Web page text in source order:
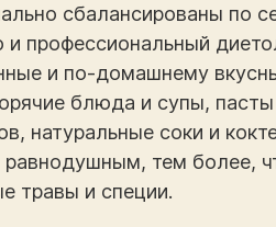
сбалансированы по
профессиональный
и по-домашнему
блюда и супы,
натуральные соки и
равнодушным, тем более,
травы и специи.